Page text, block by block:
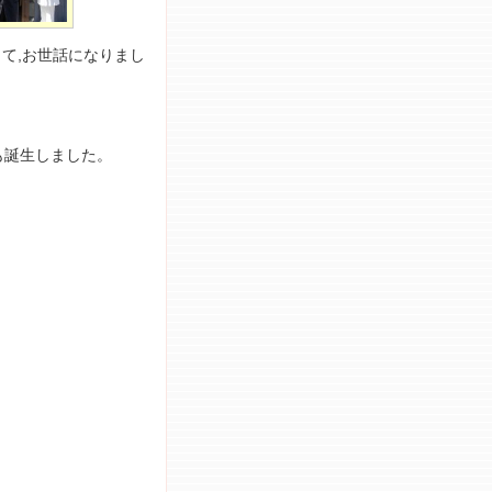
,お世話になりまし
生しました。